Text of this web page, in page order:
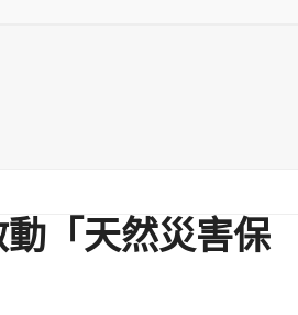
「天然災害保